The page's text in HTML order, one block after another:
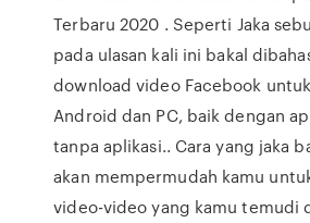
Terbaru 2020 . Seperti Jaka
pada ulasan kali ini bakal
download video Facebook
Android dan PC, baik dengan
tanpa aplikasi.. Cara yang jaka
akan mempermudah kamu
video-video yang kamu temudi